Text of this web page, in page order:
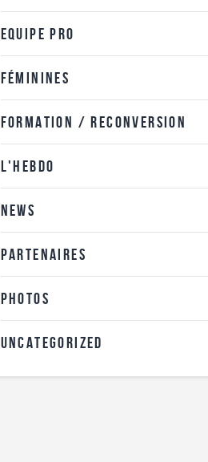
EQUIPE PRO
FÉMININES
FORMATION / RECONVERSION
L'HEBDO
NEWS
PARTENAIRES
PHOTOS
UNCATEGORIZED